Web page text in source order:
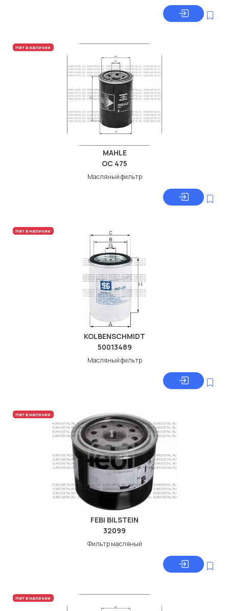
Нет в наличии
MAHLE
OC 475
Масляный фильтр
Нет в наличии
KOLBENSCHMIDT
50013489
Масляный фильтр
Нет в наличии
FEBI BILSTEIN
32099
Фильтр масляный
Нет в наличии